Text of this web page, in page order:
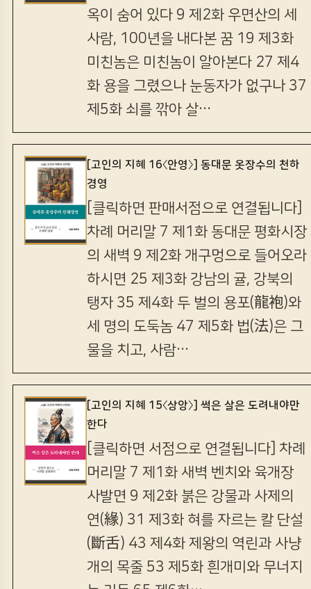
옥이 숨어 있다 9 제2화 우면산의 세
사람, 100년을 내다본 꿈 19 제3화
미친놈은 미친놈이 알아본다 27 제4
화 용을 그렸으나 눈동자가 없구나 37
제5화 쇠를 깎아 살…
[고인의 지혜 16〈안영〉] 동대문 옷장수의 천하
경영
[클릭하면 판매서점으로 연결됩니다]
차례 머리말 7 제1화 동대문 평화시장
의 새벽 9 제2화 개구멍으로 들어오라
하시면 25 제3화 강남의 귤, 강북의
탱자 35 제4화 두 벌의 용포(龍袍)와
세 명의 도둑놈 47 제5화 법(法)은 그
물을 치고, 사람…
[고인의 지혜 15〈상앙〉] 썩은 살은 도려내야만
한다
[클릭하면 서점으로 연결됩니다] 차례
머리말 7 제1화 새벽 벤치와 육개장
사발면 9 제2화 붉은 강물과 사제의
연(緣) 31 제3화 혀를 자르는 칼 단설
(斷舌) 43 제4화 제왕의 역린과 사냥
개의 목줄 53 제5화 흰개미와 무너지